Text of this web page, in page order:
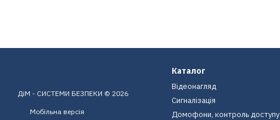
ДіМ - СИСТЕМИ БЕЗПЕКИ © 2026
Мобільна версія
Каталог
Відеонагляд
Сигналізація
Домофони, контроль доступу